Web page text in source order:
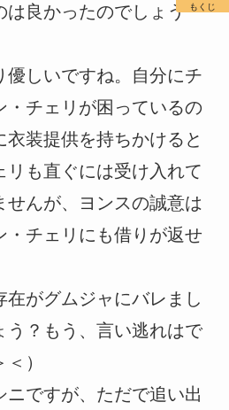
は良かったのでしょう
優しいですね。自分にチ
・チェリが困っているの
衣装提供を持ちかけると
リも直ぐには受け入れて
せんが、ヨンスの誠意は
・チェリにも借りが返せ
在がグムジャにバレまし
う？もう、言い逃れはで
）
ニですが、ただで追い出
もくじ